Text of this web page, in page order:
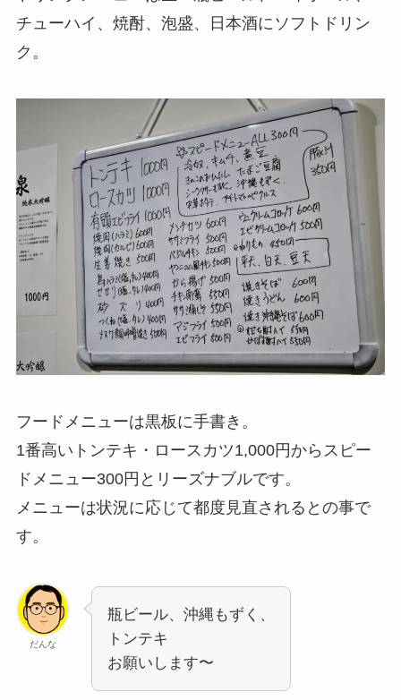
チューハイ、焼酎、泡盛、日本酒にソフトドリン
ク。
フードメニューは黒板に手書き。
1番高いトンテキ・ロースカツ1,000円からスピー
ドメニュー300円とリーズナブルです。
メニューは状況に応じて都度見直されるとの事で
す。
だんな
瓶ビール、沖縄もずく、
トンテキ
お願いします〜